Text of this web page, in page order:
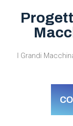
I Grandi